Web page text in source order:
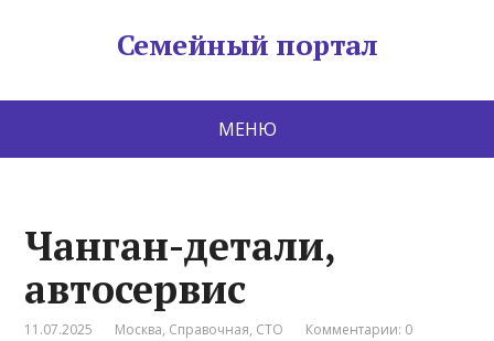
Семейный портал
МЕНЮ
Чанган-детали,
автосервис
11.07.2025 Москва, Справочная, СТО Комментарии: 0